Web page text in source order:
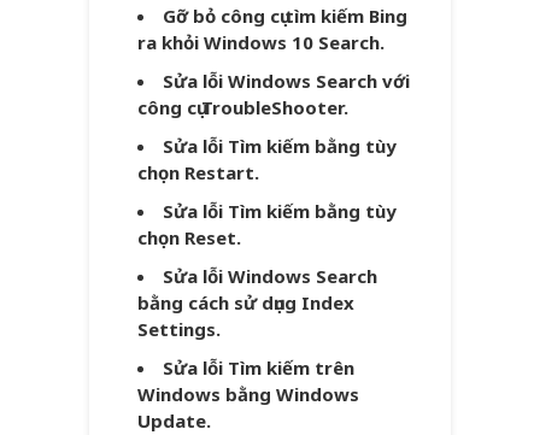
Gỡ bỏ công cụ tìm kiếm Bing
ra khỏi Windows 10 Search.
Sửa lỗi Windows Search với
công cụ TroubleShooter.
Sửa lỗi Tìm kiếm bằng tùy
chọn Restart.
Sửa lỗi Tìm kiếm bằng tùy
chọn Reset.
Sửa lỗi Windows Search
bằng cách sử dụng Index
Settings.
Sửa lỗi Tìm kiếm trên
Windows bằng Windows
Update.